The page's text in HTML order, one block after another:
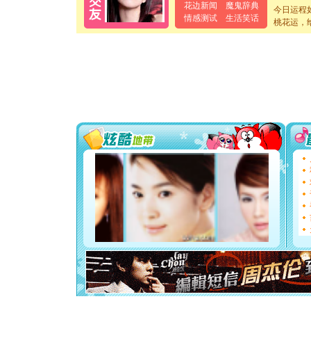
花边新闻
魔鬼辞典
情感测试
生活笑话
[元旦]当
泣，这痛
[圣诞节]
你太多，
要平安
[圣诞节]
能正大
都要快乐
[圣诞节]
如意,快
[元旦]
看
断电。
你是我
[元旦]如
起；二是
离。水晶
[元旦]当
泣，这痛
今日运程
桃花运，